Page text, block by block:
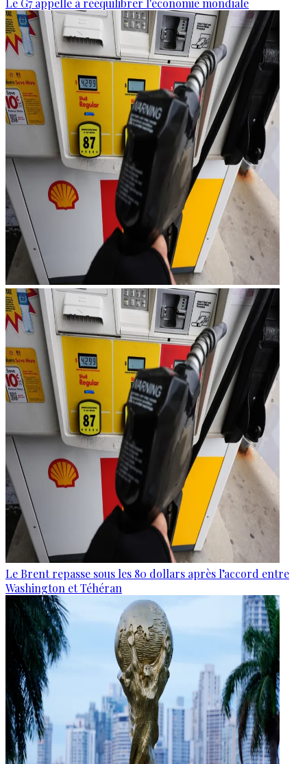
Le G7 appelle à rééquilibrer l'économie mondiale
Le Brent repasse sous les 80 dollars après l’accord entre
Washington et Téhéran